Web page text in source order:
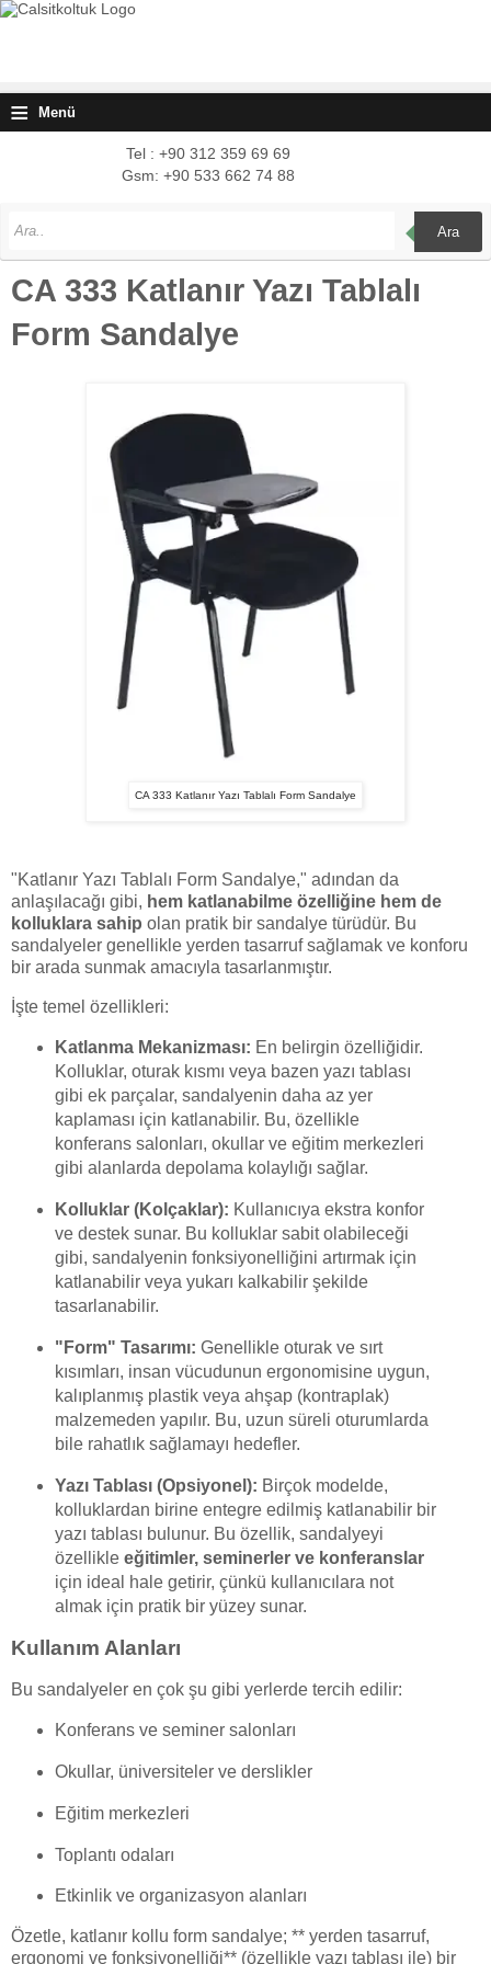
≡ Menü
Tel : +90 312 359 69 69
Gsm: +90 533 662 74 88
Ara
CA 333 Katlanır Yazı Tablalı
Form Sandalye
CA 333 Katlanır Yazı Tablalı Form Sandalye
"Katlanır Yazı Tablalı Form Sandalye," adından da
anlaşılacağı gibi, hem katlanabilme özelliğine hem de
kolluklara sahip olan pratik bir sandalye türüdür. Bu
sandalyeler genellikle yerden tasarruf sağlamak ve konforu
bir arada sunmak amacıyla tasarlanmıştır.
İşte temel özellikleri:
Katlanma Mekanizması: En belirgin özelliğidir.
Kolluklar, oturak kısmı veya bazen yazı tablası
gibi ek parçalar, sandalyenin daha az yer
kaplaması için katlanabilir. Bu, özellikle
konferans salonları, okullar ve eğitim merkezleri
gibi alanlarda depolama kolaylığı sağlar.
Kolluklar (Kolçaklar): Kullanıcıya ekstra konfor
ve destek sunar. Bu kolluklar sabit olabileceği
gibi, sandalyenin fonksiyonelliğini artırmak için
katlanabilir veya yukarı kalkabilir şekilde
tasarlanabilir.
"Form" Tasarımı: Genellikle oturak ve sırt
kısımları, insan vücudunun ergonomisine uygun,
kalıplanmış plastik veya ahşap (kontraplak)
malzemeden yapılır. Bu, uzun süreli oturumlarda
bile rahatlık sağlamayı hedefler.
Yazı Tablası (Opsiyonel): Birçok modelde,
kolluklardan birine entegre edilmiş katlanabilir bir
yazı tablası bulunur. Bu özellik, sandalyeyi
özellikle eğitimler, seminerler ve konferanslar
için ideal hale getirir, çünkü kullanıcılara not
almak için pratik bir yüzey sunar.
Kullanım Alanları
Bu sandalyeler en çok şu gibi yerlerde tercih edilir:
Konferans ve seminer salonları
Okullar, üniversiteler ve derslikler
Eğitim merkezleri
Toplantı odaları
Etkinlik ve organizasyon alanları
Özetle, katlanır kollu form sandalye; ** yerden tasarruf,
ergonomi ve fonksiyonelliği** (özellikle yazı tablası ile) bir